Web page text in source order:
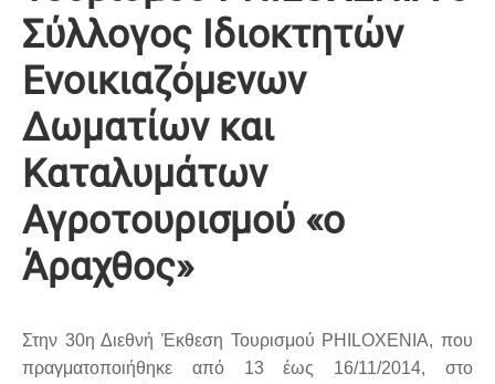
Σύλλογος Ιδιοκτητών
Ενοικιαζόμενων
Δωματίων και
Καταλυμάτων
Αγροτουρισμού «ο
Άραχθος»
Στην 30η Διεθνή Έκθεση Τουρισμού PHILOXENIA, που
πραγματοποιήθηκε από 13 έως 16/11/2014, στο